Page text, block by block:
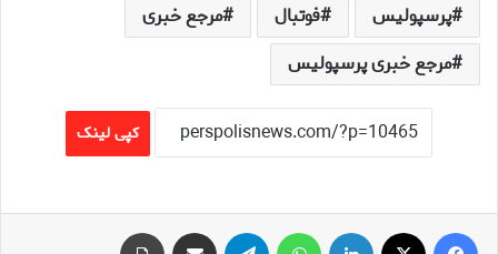
پرسپولیس فوتبال
مرجع خبری
مرجع خبری پرسپولیس
کپی لینک
فیس بوک لینکدین تلگرام اشتراک گذاری از طریق ایمیل